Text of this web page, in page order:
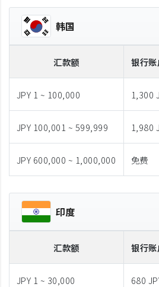
韩国
汇款额 银行
JPY 1 ~ 100,000
1,300
JPY 100,001 ~ 599,999
1,980
JPY 600,000 ~ 1,000,000 免费
印度
汇款额 银行
JPY 1 ~ 30,000 680